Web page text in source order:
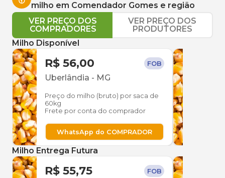
milho em Comendador Gomes e região
VER PREÇO DOS
COMPRADORES
VER PREÇO DOS
PRODUTORES
Milho Disponível
R$ 56,00 FOB
Uberlândia - MG
Preço do milho (bruto) por saca de
60kg
Frete por conta do comprador
WhatsApp do COMPRADOR
Milho Entrega Futura
R$ 55,75 FOB